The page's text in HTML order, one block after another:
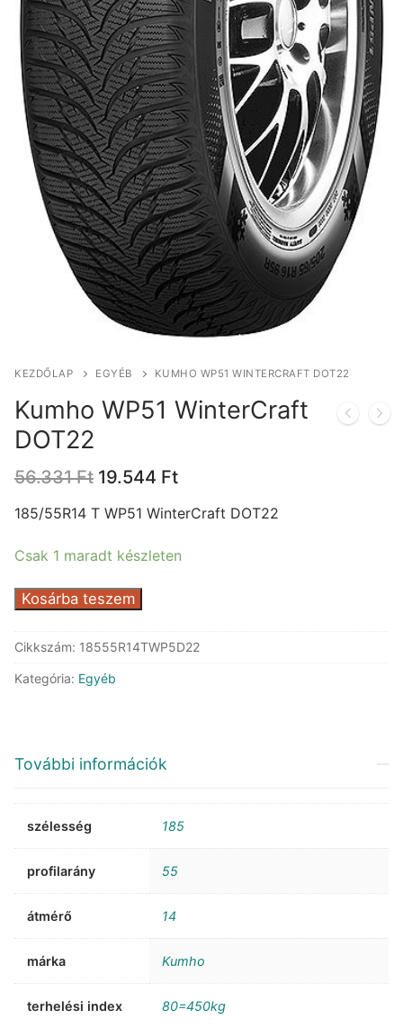
KEZDŐLAP EGYÉB KUMHO WP51 WINTERCRAFT DOT22
Kumho WP51 WinterCraft
DOT22
56.331Ft Original
was:
19.544 FtCurrent
is:
185/55R14 T WP51 WinterCraft DOT22
Csak 1 maradt készleten
Kumho
WinterCraft
mennyiség
Kosárba teszem
Cikkszám: 18555R14TWP5D22
Kategória: Egyéb
További információk
szélesség 185
profilarány 55
átmérő 14
márka Kumho
terhelési index 80=450kg